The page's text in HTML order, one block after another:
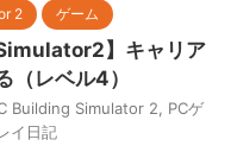
2 ゲーム
】キャリア
（レベル4）
Building Simulator 2
PCゲ
イ日記